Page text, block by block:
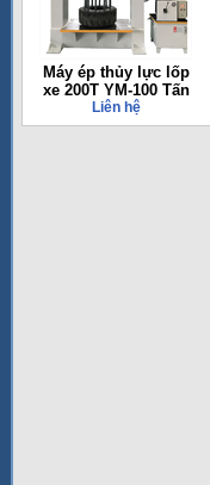
Máy ép thủy lực lốp
xe 200T YM-100 Tấn
Liên hệ